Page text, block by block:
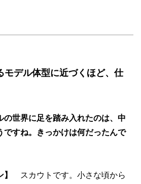
モデル体型に近づくほど、仕
世界に足を踏み入れたのは、中
ですね。きっかけは何だったんで
スカウトです。小さな頃から